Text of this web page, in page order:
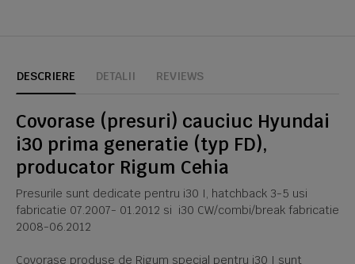
DESCRIERE DETALII REVIEWS
Covorase (presuri) cauciuc Hyundai
i30 prima generatie (typ FD),
producator Rigum Cehia
Presurile sunt dedicate pentru i30 I, hatchback 3-5 usi
fabricatie 07.2007- 01.2012 si i30 CW/combi/break fabricatie
2008-06.2012
Covorase produse de Rigum special pentru i30 I sunt